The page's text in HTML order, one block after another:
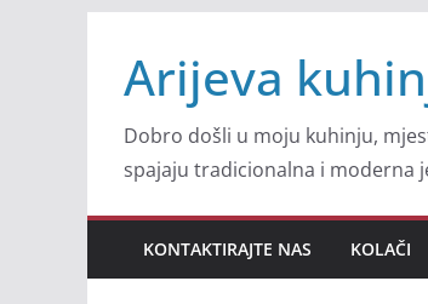
content
Arijeva
Dobro došli u moju kuhinju,
spajaju tradicionalna i moderna
KONTAKTIRAJTE NAS KOLAČI